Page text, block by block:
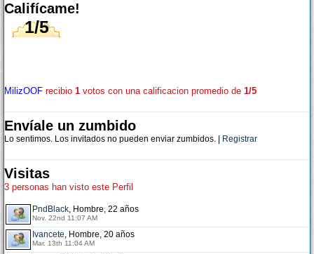
Califícame!
1/5
MilizOOF recibio 1 votos con una calificacion promedio de 1/5
Envíale un zumbido
Lo sentimos. Los invitados no pueden enviar zumbidos. | Registrar
Visitas
3 personas han visto este Perfil
PndBlack, Hombre, 22 años
Nov. 22nd 11:07 AM
Ivancete, Hombre, 20 años
Mar. 13th 11:04 AM